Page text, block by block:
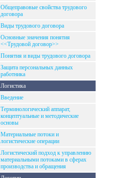
Общеправовые свойства трудового
договора
Виды трудового договора
Основные значения понятия
<<Трудовой договор>>
Понятия и виды трудового договора
Защита персональных данных
работника
Логистика
Введение
Терминологический аппарат,
концептуальные и методические
основы
Материальные потоки и
логистические операции
Логистический подход к управлению
материальными потоками в сферах
производства и обращения